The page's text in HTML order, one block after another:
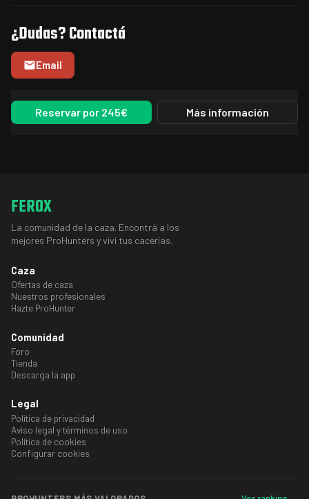
¿Dudas? Contactá
Email
Reservar por 245€ Más información
FEROX
La comunidad de la caza. Encontrá a los
mejores ProHunters y viví tus cacerías.
Caza
Ofertas de caza
Nuestros profesionales
Hazte ProHunter
Comunidad
Foro
Tienda
Descarga la app
Legal
Política de privacidad
Aviso legal y términos de uso
Política de cookies
Configurar cookies